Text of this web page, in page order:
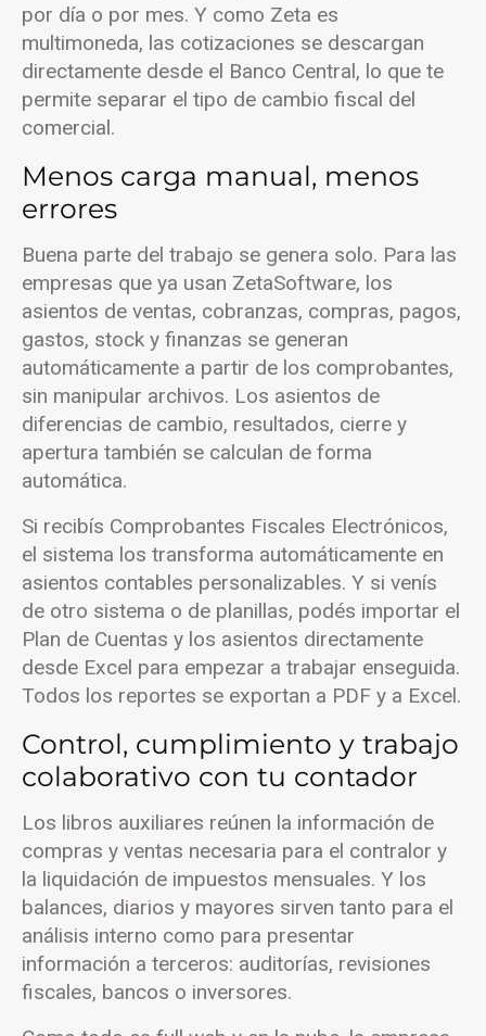
por día o por mes. Y como Zeta es
multimoneda, las cotizaciones se descargan
directamente desde el Banco Central, lo que te
permite separar el tipo de cambio fiscal del
comercial.
Menos carga manual, menos
errores
Buena parte del trabajo se genera solo. Para las
empresas que ya usan ZetaSoftware, los
asientos de ventas, cobranzas, compras, pagos,
gastos, stock y finanzas se generan
automáticamente a partir de los comprobantes,
sin manipular archivos. Los asientos de
diferencias de cambio, resultados, cierre y
apertura también se calculan de forma
automática.
Si recibís Comprobantes Fiscales Electrónicos,
el sistema los transforma automáticamente en
asientos contables personalizables. Y si venís
de otro sistema o de planillas, podés importar el
Plan de Cuentas y los asientos directamente
desde Excel para empezar a trabajar enseguida.
Todos los reportes se exportan a PDF y a Excel.
Control, cumplimiento y trabajo
colaborativo con tu contador
Los libros auxiliares reúnen la información de
compras y ventas necesaria para el contralor y
la liquidación de impuestos mensuales. Y los
balances, diarios y mayores sirven tanto para el
análisis interno como para presentar
información a terceros: auditorías, revisiones
fiscales, bancos o inversores.